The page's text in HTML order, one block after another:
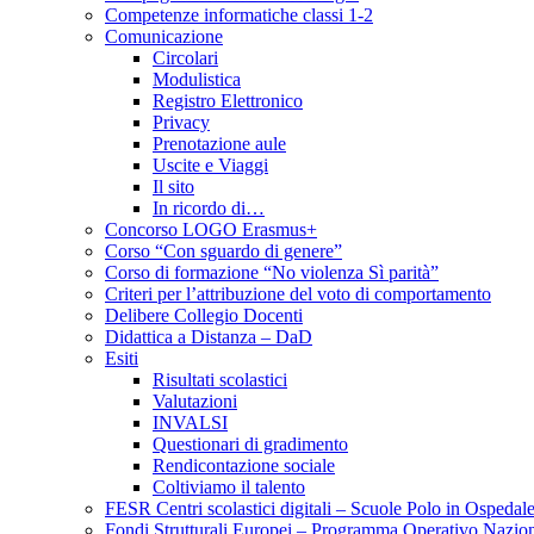
Competenze informatiche classi 1-2
Comunicazione
Circolari
Modulistica
Registro Elettronico
Privacy
Prenotazione aule
Uscite e Viaggi
Il sito
In ricordo di…
Concorso LOGO Erasmus+
Corso “Con sguardo di genere”
Corso di formazione “No violenza Sì parità”
Criteri per l’attribuzione del voto di comportamento
Delibere Collegio Docenti
Didattica a Distanza – DaD
Esiti
Risultati scolastici
Valutazioni
INVALSI
Questionari di gradimento
Rendicontazione sociale
Coltiviamo il talento
FESR Centri scolastici digitali – Scuole Polo in Ospedale
Fondi Strutturali Europei – Programma Operativo